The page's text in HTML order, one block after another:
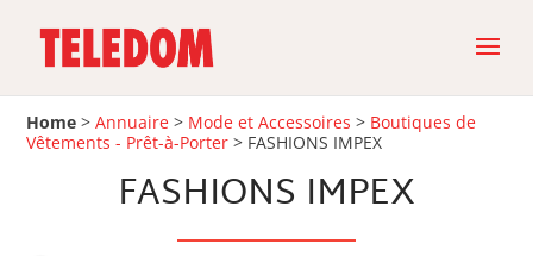
Home >Annuaire > Mode et Accessoires > Boutiques de
Vêtements - Prêt-à-Porter > FASHIONS IMPEX
FASHIONS IMPEX